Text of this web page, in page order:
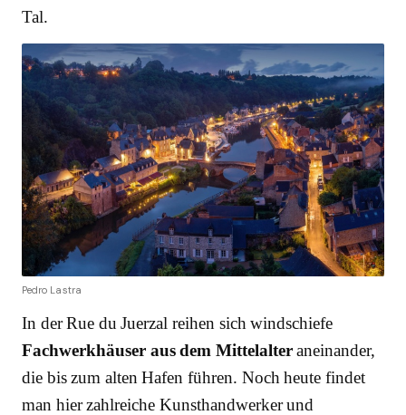
Tal.
Pedro Lastra
In der Rue du Juerzal reihen sich windschiefe
Fachwerkhäuser aus dem Mittelalteraneinander,
die bis zum alten Hafen führen. Noch heute findet
man hier zahlreiche Kunsthandwerker und